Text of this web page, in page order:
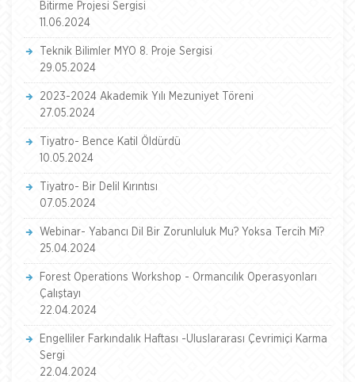
Bitirme Projesi Sergisi
11.06.2024
Teknik Bilimler MYO 8. Proje Sergisi
29.05.2024
2023-2024 Akademik Yılı Mezuniyet Töreni
27.05.2024
Tiyatro- Bence Katil Öldürdü
10.05.2024
Tiyatro- Bir Delil Kırıntısı
07.05.2024
Webinar- Yabancı Dil Bir Zorunluluk Mu? Yoksa Tercih Mi?
25.04.2024
Forest Operations Workshop - Ormancılık Operasyonları
Çalıştayı
22.04.2024
Engelliler Farkındalık Haftası -Uluslararası Çevrimiçi Karma
Sergi
22.04.2024